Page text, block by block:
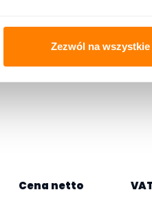
Zezwól na wszystkie
Cena netto